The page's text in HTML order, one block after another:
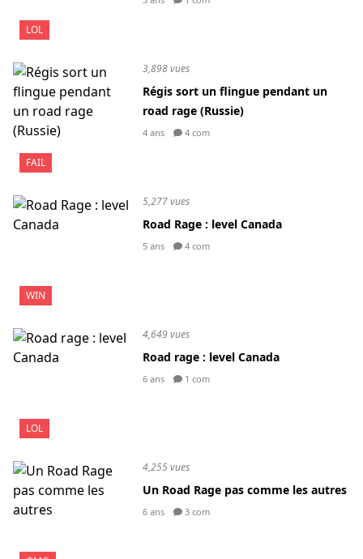
LOL
FAIL
3,898 vues
Régis sort un flingue pendant un
road rage (Russie)
4 ans 4 com
WIN
5,277 vues
Road Rage : level Canada
5 ans 4 com
LOL
4,649 vues
Road rage : level Canada
6 ans 1 com
4,255 vues
Un Road Rage pas comme les autres
6 ans 3 com